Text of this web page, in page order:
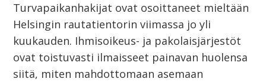
Turvapaikanhakijat ovat osoittaneet mieltään
Helsingin rautatientorin viimassa jo yli
kuukauden. Ihmisoikeus- ja pakolaisjärjestöt
ovat toistuvasti ilmaisseet painavan huolensa
siitä, miten mahdottomaan asemaan